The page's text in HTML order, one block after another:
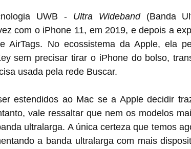
UWB - Ultra Wideband (Banda
com o iPhone 11, em 2019, e depois a
AirTags. No ecossistema da Apple, ela
sem precisar tirar o iPhone do bolso,
usada pela rede Buscar.
estendidos ao Mac se a Apple decidir
vale ressaltar que nem os modelos
ultralarga. A única certeza que temos
a banda ultralarga com mais